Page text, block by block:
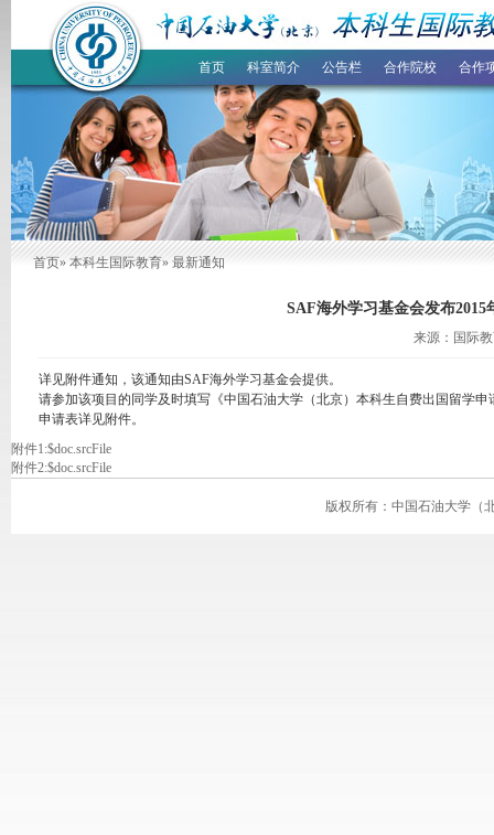
首页 科室简介 公告栏 合作院校 合作
首页» 本科生国际教育» 最新通知
SAF海外学习基金会发布
来源：国际
详见附件通知，该通知由SAF海外学习基金会提供。
请参加该项目的同学及时填写《中国石油大学（北京）本科生自费出国留学
申请表详见附件。
附件1:$doc.srcFile
附件2:$doc.srcFile
版权所有：中国石油大学（